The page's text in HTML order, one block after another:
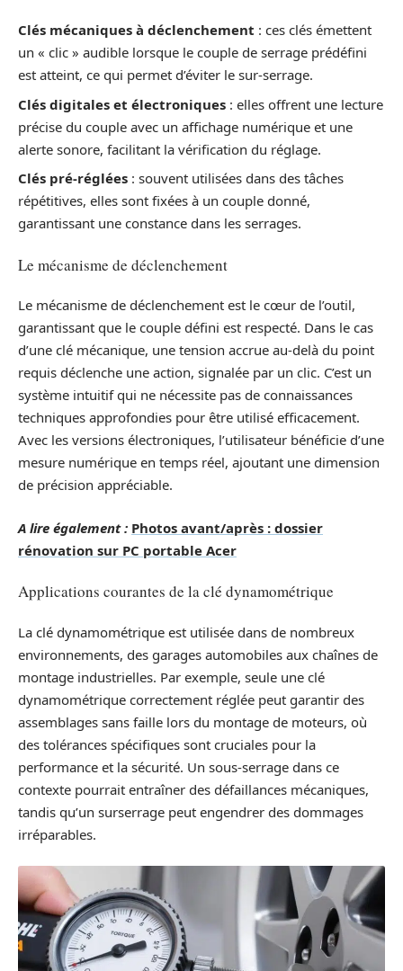
Clés mécaniques à déclenchement : ces clés émettent
un « clic » audible lorsque le couple de serrage prédéfini
est atteint, ce qui permet d’éviter le sur-serrage.
Clés digitales et électroniques : elles offrent une lecture
précise du couple avec un affichage numérique et une
alerte sonore, facilitant la vérification du réglage.
Clés pré-réglées : souvent utilisées dans des tâches
répétitives, elles sont fixées à un couple donné,
garantissant une constance dans les serrages.
Le mécanisme de déclenchement
Le mécanisme de déclenchement est le cœur de l’outil,
garantissant que le couple défini est respecté. Dans le cas
d’une clé mécanique, une tension accrue au-delà du point
requis déclenche une action, signalée par un clic. C’est un
système intuitif qui ne nécessite pas de connaissances
techniques approfondies pour être utilisé efficacement.
Avec les versions électroniques, l’utilisateur bénéficie d’une
mesure numérique en temps réel, ajoutant une dimension
de précision appréciable.
A lire également : Photos avant/après : dossier
rénovation sur PC portable Acer
Applications courantes de la clé dynamométrique
La clé dynamométrique est utilisée dans de nombreux
environnements, des garages automobiles aux chaînes de
montage industrielles. Par exemple, seule une clé
dynamométrique correctement réglée peut garantir des
assemblages sans faille lors du montage de moteurs, où
des tolérances spécifiques sont cruciales pour la
performance et la sécurité. Un sous-serrage dans ce
contexte pourrait entraîner des défaillances mécaniques,
tandis qu’un surserrage peut engendrer des dommages
irréparables.